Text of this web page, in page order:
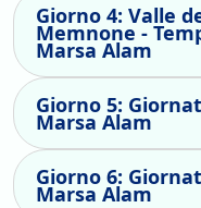
Giorno 4: Valle
Memnone -
Marsa Alam
Giorno 5:
Marsa Alam
Giorno 6:
Marsa Alam